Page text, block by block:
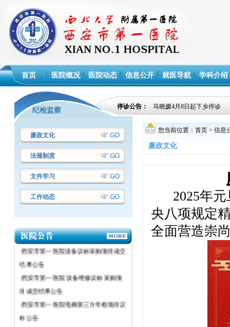
首页 医院概况 医院动态 信息公开 就医导航 学科介绍
纪检监察 停诊公告： 马晓媛4月8日起下乡停诊
廉政文化
法规制度
文件学习
工作动态
·西安市第一医院设备议标采购项目成交
结果公告
·西安市第一医院设备议标采购项目成交
您当前位置： 首页 > 信息
廉政文化
2025年
央八项规定
全面营造崇